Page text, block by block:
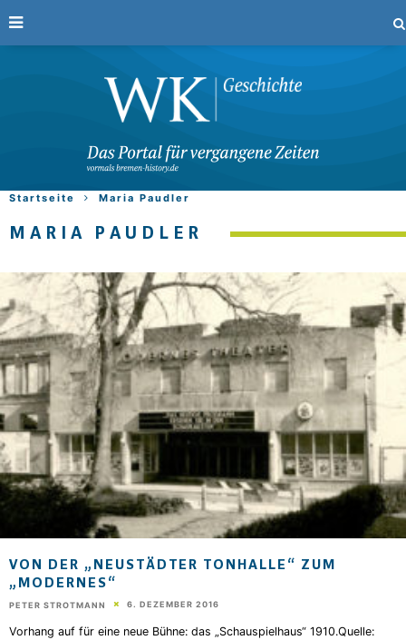
Startseite Maria Paudler
MARIA PAUDLER
VON DER „NEUSTÄDTER TONHALLE“ ZUM
„MODERNES“
PETER STROTMANN 6. DEZEMBER 2016
Vorhang auf für eine neue Bühne: das „Schauspielhaus“ 1910.Quelle: